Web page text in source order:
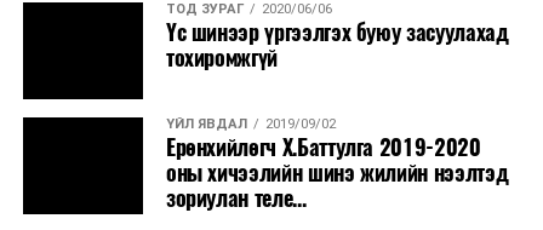
ДЭЛХИЙ НИЙТЭЭР.. 2026/08/06
“Уралдронзавод” компанийн ерөнхий
захирлын автомашиныг дэлбэлжээ...
ҮЙЛ ЯВДАЛ 2026/08/06
Сүхбаатар боомтоор тав хоногт 10 мянга гаруй
тонн АИ-92 автобензин и...
ТОД ЗУРАГ 2020/06/06
Үс шинээр үргээлгэх буюу засуулахад
тохиромжгүй
ҮЙЛ ЯВДАЛ 2019/09/02
Ерөнхийлөгч Х.Баттулга 2019-2020
оны хичээлийн шинэ жилийн нээлтэд
зориулан теле...